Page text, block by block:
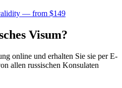
— from $149
Visum?
online und erhalten Sie sie per E-
allen russischen Konsulaten